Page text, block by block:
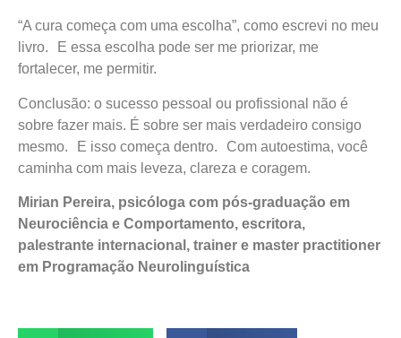
“A cura começa com uma escolha”, como escrevi no meu
livro. E essa escolha pode ser me priorizar, me
fortalecer, me permitir.
Conclusão: o sucesso pessoal ou profissional não é
sobre fazer mais. É sobre ser mais verdadeiro consigo
mesmo. E isso começa dentro. Com autoestima, você
caminha com mais leveza, clareza e coragem.
Mirian Pereira, psicóloga com pós-graduação em
Neurociência e Comportamento, escritora,
palestrante internacional, trainer e master practitioner
em Programação Neurolinguística